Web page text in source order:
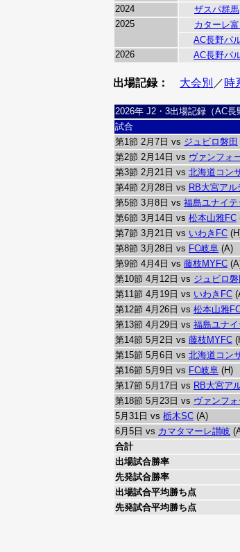
2024
ザスパ群馬
2025
カターレ
AC長野パ
2026
AC長野パ
出場記録： 大会別 ／時
2026年 J2・3出場記録（AC長
試合
第1節 2月7日 vs ジュビロ磐田
第2節 2月14日 vs ヴァンフォ
第3節 2月21日 vs 北海道コン
第4節 2月28日 vs RB大宮アル
第5節 3月8日 vs 福島ユナイテ
第6節 3月14日 vs 松本山雅FC
第7節 3月21日 vs いわきFC
第8節 3月28日 vs FC岐阜 (A)
第9節 4月4日 vs 藤枝MYFC
第10節 4月12日 vs ジュビロ磐
第11節 4月19日 vs いわきFC
第12節 4月26日 vs 松本山雅
第13節 4月29日 vs 福島ユナ
第14節 5月2日 vs 藤枝MYFC
第15節 5月6日 vs 北海道コン
第16節 5月9日 vs FC岐阜 (H)
第17節 5月17日 vs RB大宮ア
第18節 5月23日 vs ヴァンフ
5月31日 vs 栃木SC (A)
6月5日 vs カマタマーレ讃岐
合計
出場試合勝率
先発試合勝率
出場試合平均勝ち点
先発試合平均勝ち点